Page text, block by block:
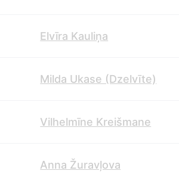
Elvīra Kauliņa
Milda Ukase (Dzelvīte)
Vilhelmīne Kreišmane
Anna Žuravļova